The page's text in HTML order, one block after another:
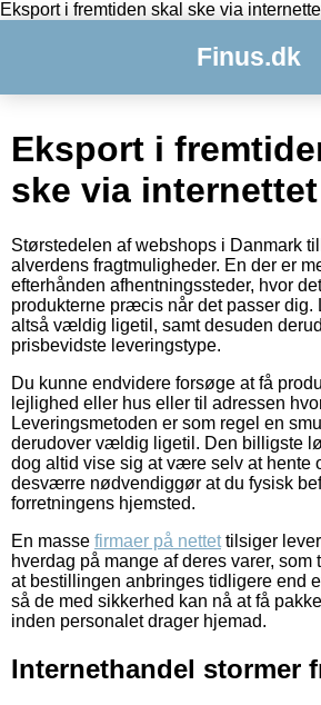
Eksport i fremtiden skal ske via
Finus.dk
Eksport i
ske via internettet
Størstedelen af webshops i Danmark
alverdens fragtmuligheder. En der er
efterhånden afhentningssteder, hvor
produkterne præcis når det passer dig.
altså vældig ligetil, samt desuden
prisbevidste leveringstype.
Du kunne endvidere forsøge at få
lejlighed eller hus eller til adressen
Leveringsmetoden er som regel en
derudover vældig ligetil. Den billigste
dog altid vise sig at være selv at hente
desværre nødvendiggør at du fysisk
forretningens hjemsted.
En masse firmaer på nettettilsiger
hverdag på mange af deres varer,
at bestillingen anbringes tidligere end
så de med sikkerhed kan nå at få
inden personalet drager hjemad.
Internethandel stormer